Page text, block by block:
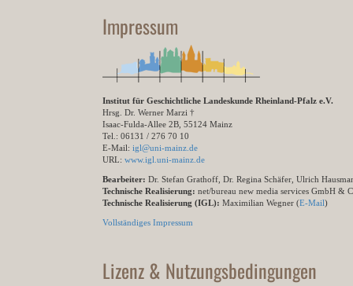
Impressum
Institut für Geschichtliche Landeskunde Rheinland-Pfalz e.V.
Hrsg. Dr. Werner Marzi †
Isaac-Fulda-Allee 2B, 55124 Mainz
Tel.: 06131 / 276 70 10
E-Mail: igl@uni-mainz.de
URL: www.igl.uni-mainz.de
Bearbeiter: Dr. Stefan Grathoff, Dr. Regina Schäfer, Ulrich
Technische Realisierung: net/bureau new media services GmbH &
Technische Realisierung (IGL): Maximilian Wegner (E-Mail)
Vollständiges Impressum
Lizenz & Nutzungsbedingungen